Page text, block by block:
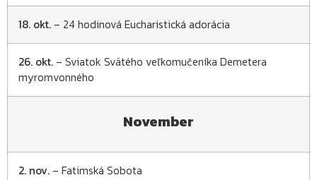
18. okt. – 24 hodinová Eucharistická adorácia
26. okt. – Sviatok Svätého veľkomučeníka Demetera
myromvonného
November
2. nov. – Fatimská Sobota